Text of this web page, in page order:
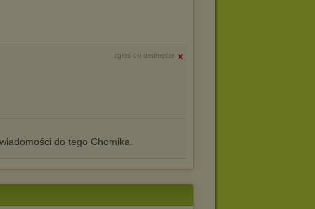
zgłoś do usunięcia
do tego Chomika.